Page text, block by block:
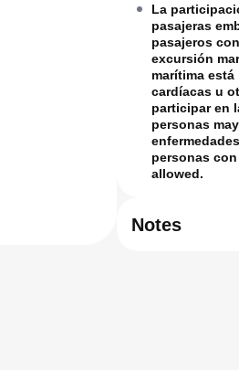
La
pasajeras
pasajeros
excursión
marítima
cardíacas u
participar en
personas
personas
allowed.
Notes